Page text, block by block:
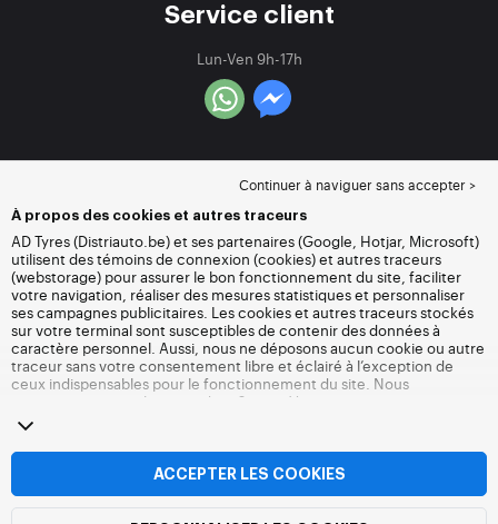
Service client
Lun-Ven 9h-17h
Continuer à naviguer sans accepter >
À propos des cookies et autres traceurs
AD Tyres (Distriauto.be) et ses partenaires (Google, Hotjar, Microsoft)
utilisent des témoins de connexion (cookies) et autres traceurs
(webstorage) pour assurer le bon fonctionnement du site, faciliter
votre navigation, réaliser des mesures statistiques et personnaliser
ses campagnes publicitaires. Les cookies et autres traceurs stockés
sur votre terminal sont susceptibles de contenir des données à
caractère personnel. Aussi, nous ne déposons aucun cookie ou autre
traceur sans votre consentement libre et éclairé à l’exception de
ceux indispensables pour le fonctionnement du site. Nous
conservons votre choix pendant 6 mois. Vous pouvez retirer votre
consentement à tout moment en vous rendant sur la
autres traceurs
accepter le dépôt de cookies ou autres traceurs. Le refus ne fait pas
obstacle à l’accès aux services Distriauto.be. Pour plus
d’informations, nous vous invitons à consulter
autres traceurs.
ACCEPTER LES COOKIES